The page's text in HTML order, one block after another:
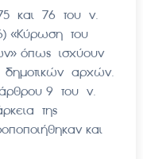
και 76 του ν.
«Κύρωση του
όπως ισχύουν
δημοτικών αρχών.
άρθρου 9 του ν.
της
και